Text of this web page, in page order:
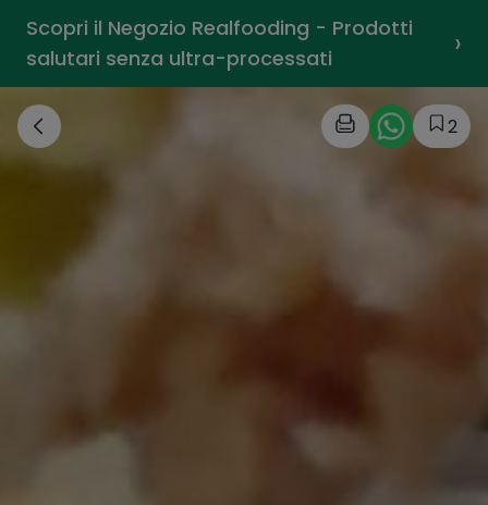
Scopri il Negozio Realfooding - Prodotti
salutari senza ultra-processati
›
2